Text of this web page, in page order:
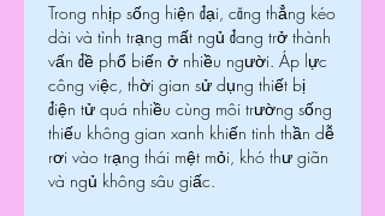
Trong nhịp sống hiện đại, căng thẳng kéo
dài và tình trạng mất ngủ đang trở thành
vấn đề phổ biến ở nhiều người. Áp lực
công việc, thời gian sử dụng thiết bị
điện tử quá nhiều cùng môi trường sống
thiếu không gian xanh khiến tinh thần dễ
rơi vào trạng thái mệt mỏi, khó thư giãn
và ngủ không sâu giấc.